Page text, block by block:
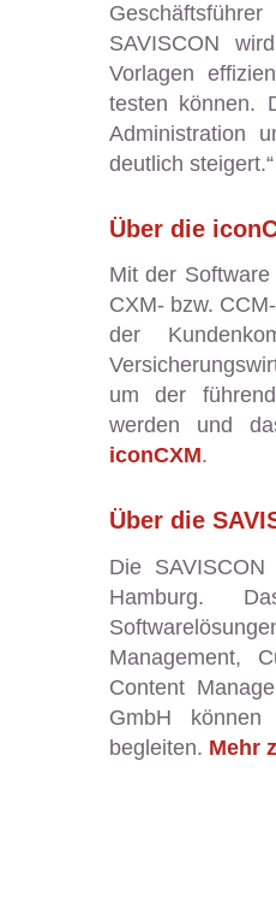
SAVISCON
Vorlagen
testen können.
Administration
deutlich steigert.“
Über die
Mit der
CXM- bzw.
der
um der
werden und
iconCXM.
Über die
Die
Hamburg.
Management,
Content
GmbH können
begleiten. Mehr